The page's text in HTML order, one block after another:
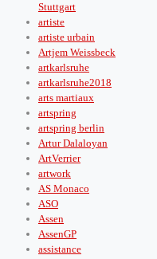
Stuttgart
artiste
artiste urbain
Artjem Weissbeck
artkarlsruhe
artkarlsruhe2018
arts martiaux
artspring
artspring berlin
Artur Dalaloyan
ArtVerrier
artwork
AS Monaco
ASO
Assen
AssenGP
assistance